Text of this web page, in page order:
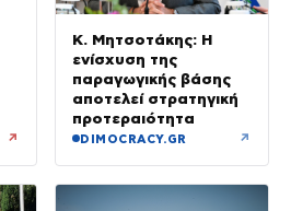
↗
Κ. Μητσοτάκης: Η
ενίσχυση της
παραγωγικής βάσης
αποτελεί στρατηγική
προτεραιότητα
DIMOCRACY.GR ↗